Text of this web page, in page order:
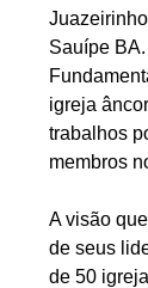
Sauípe
igreja
trabalhos
membros
A visão
de seus
de 50